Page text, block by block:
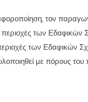
τον
περιοχές των
των Εδαφικών
με πόρους